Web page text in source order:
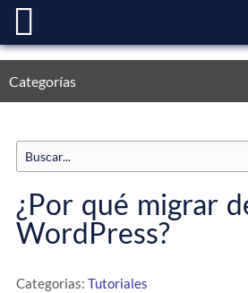
Categorías
¿Por qué migrar
WordPress?
Categorias: Tutoriales